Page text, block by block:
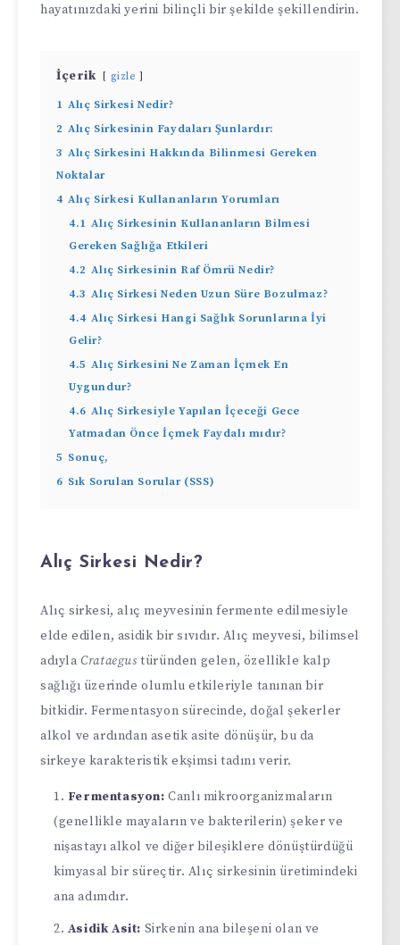
hayatınızdaki yerini bilinçli bir şekilde şekillendirin.
İçerik gizle
1 Alıç Sirkesi Nedir?
2 Alıç Sirkesinin Faydaları Şunlardır:
3 Alıç Sirkesini Hakkında Bilinmesi Gereken
Noktalar
4 Alıç Sirkesi Kullananların Yorumları
4.1 Alıç Sirkesinin Kullananların Bilmesi
Gereken Sağlığa Etkileri
4.2 Alıç Sirkesinin Raf Ömrü Nedir?
4.3 Alıç Sirkesi Neden Uzun Süre Bozulmaz?
4.4 Alıç Sirkesi Hangi Sağlık Sorunlarına İyi
Gelir?
4.5 Alıç Sirkesini Ne Zaman İçmek En
Uygundur?
4.6 Alıç Sirkesiyle Yapılan İçeceği Gece
Yatmadan Önce İçmek Faydalı mıdır?
5 Sonuç,
6 Sık Sorulan Sorular (SSS)
Alıç Sirkesi Nedir?
Alıç sirkesi, alıç meyvesinin fermente edilmesiyle
elde edilen, asidik bir sıvıdır. Alıç meyvesi, bilimsel
adıylaCrataegus türünden gelen, özellikle kalp
sağlığı üzerinde olumlu etkileriyle tanınan bir
bitkidir. Fermentasyon sürecinde, doğal şekerler
alkol ve ardından asetik asite dönüşür, bu da
sirkeye karakteristik ekşimsi tadını verir.
Fermentasyon: Canlı mikroorganizmaların
(genellikle mayaların ve bakterilerin) şeker ve
nişastayı alkol ve diğer bileşiklere dönüştürdüğü
kimyasal bir süreçtir. Alıç sirkesinin üretimindeki
ana adımdır.
Asidik Asit: Sirkenin ana bileşeni olan ve